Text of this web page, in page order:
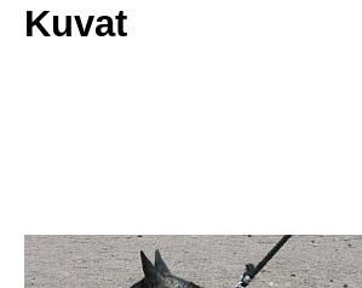
Kuvat